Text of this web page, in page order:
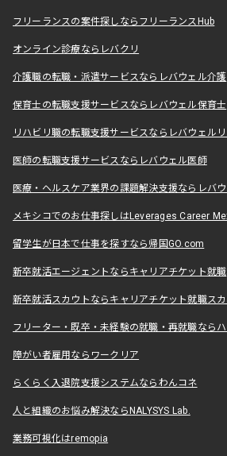
フリーランスの案件探しならフリーランスHub
オンライン診療ならレバクリ
介護職の転職・派遣サービスならレバウェル介護
保育士の転職支援サービスならレバウェル保育士
リハビリ職の転職支援サービスならレバウェル
医師の転職支援サービスならレバウェル医師
医療・ヘルスケア業界の課題解決支援ならレバ
メキシコでのお仕事探しはLeverages Career
留学生が日本で仕事を探すなら帰国GO.com
新卒就活エージェントならキャリアチケット就職
新卒就活スカウトならキャリアチケット就職ス
フリーター・既卒・未経験の就職・再就職なら
障がい者雇用ならワークリア
らくらく入退院支援システムならわんコネ
人と組織のお悩み解決ならNALYSYS Lab.
業務可視化はremopia